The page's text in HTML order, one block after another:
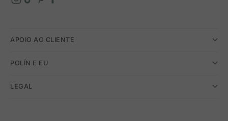
APOIO AO CLIENTE
POLÍN E EU
LEGAL